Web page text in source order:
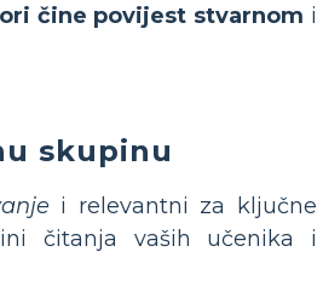
čine povijest stvarnom i
skupinu
i relevantni za ključne
čitanja vaših učenika i